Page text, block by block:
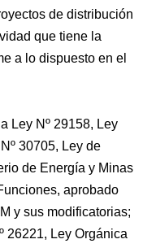
de distribución
que tiene la
a lo dispuesto en el
Ley Nº 29158, Ley
30705, Ley de
de Energía y Minas
aprobado
y sus modificatorias;
26221, Ley Orgánica